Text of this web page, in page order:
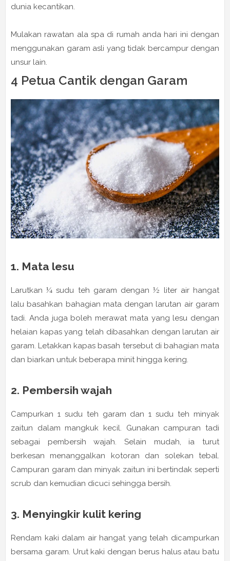
dunia kecantikan.
Mulakan rawatan ala spa di rumah anda hari ini dengan
menggunakan garam asli yang tidak bercampur dengan
unsur lain.
4 Petua Cantik dengan Garam
1. Mata lesu
Larutkan ¼ sudu teh garam dengan ½ liter air hangat
lalu basahkan bahagian mata dengan larutan air garam
tadi. Anda juga boleh merawat mata yang lesu dengan
helaian kapas yang telah dibasahkan dengan larutan air
garam. Letakkan kapas basah tersebut di bahagian mata
dan biarkan untuk beberapa minit hingga kering.
2. Pembersih wajah
Campurkan 1 sudu teh garam dan 1 sudu teh minyak
zaitun dalam mangkuk kecil. Gunakan campuran tadi
sebagai pembersih wajah. Selain mudah, ia turut
berkesan menanggalkan kotoran dan solekan tebal.
Campuran garam dan minyak zaitun ini bertindak seperti
scrub dan kemudian dicuci sehingga bersih.
3. Menyingkir kulit kering
Rendam kaki dalam air hangat yang telah dicampurkan
bersama garam. Urut kaki dengan berus halus atau batu